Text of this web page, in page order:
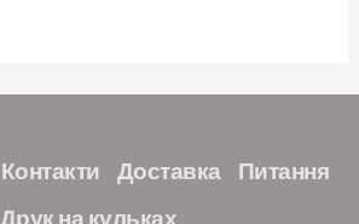
Контакти Доставка Питання